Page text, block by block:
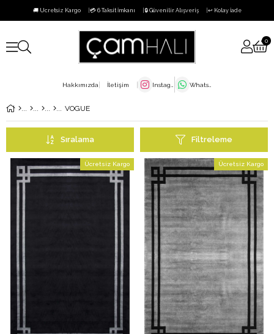
🚚 Ücretsiz Kargo 💳 6 Taksit İmkanı 🔒 Güvenilir Alışveriş ↩️ Kolay İade
0
Hakkımızda İletişim
VOGUE
Filtreleme
Sıralama
Ücretsiz Kargo Ücretsiz Kargo